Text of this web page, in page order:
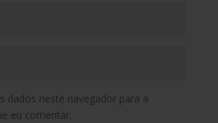
dados neste navegador para a
eu comentar.